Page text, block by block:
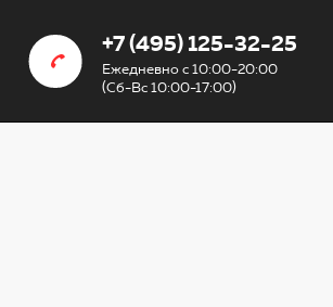
+7 (495) 125-32-25
Ежедневно с 10:00-20:00
(Сб-Вс 10:00-17:00)